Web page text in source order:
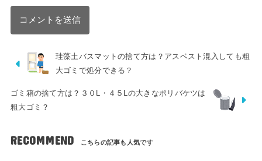
珪藻土バスマットの捨て方は？アスベスト混入しても粗
大ゴミで処分できる？
ゴミ箱の捨て方は？３０L・４５Lの大きなポリバケツは
粗大ゴミ？
RECOMMEND